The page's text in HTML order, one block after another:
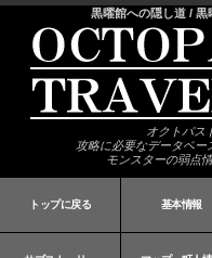
黒曜館への隠し道 /
オクトパス
攻略に必要なデータベー
モンスターの弱点
トップに戻る 基本情報